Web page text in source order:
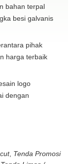
bahan terpal
besi galvanis
pihak
harga terbaik
logo
dengan
, Tenda Promosi